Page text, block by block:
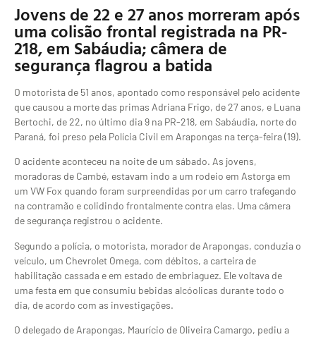
Jovens de 22 e 27 anos morreram após
uma colisão frontal registrada na PR-
218, em Sabáudia; câmera de
segurança flagrou a batida
O motorista de 51 anos, apontado como responsável pelo acidente
que causou a morte das primas Adriana Frigo, de 27 anos, e Luana
Bertochi, de 22, no último dia 9 na PR-218, em Sabáudia, norte do
Paraná, foi preso pela Polícia Civil em Arapongas na terça-feira (19).
O acidente aconteceu na noite de um sábado. As jovens,
moradoras de Cambé, estavam indo a um rodeio em Astorga em
um VW Fox quando foram surpreendidas por um carro trafegando
na contramão e colidindo frontalmente contra elas. Uma câmera
de segurança registrou o acidente.
Segundo a polícia, o motorista, morador de Arapongas, conduzia o
veículo, um Chevrolet Omega, com débitos, a carteira de
habilitação cassada e em estado de embriaguez. Ele voltava de
uma festa em que consumiu bebidas alcóolicas durante todo o
dia, de acordo com as investigações.
O delegado de Arapongas, Maurício de Oliveira Camargo, pediu a